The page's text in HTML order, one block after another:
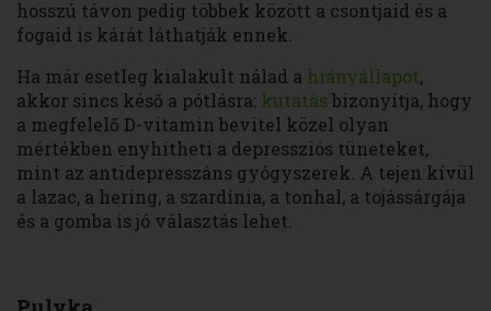
hosszú távon pedig többek között a csontjaid és a
fogaid is kárát láthatják ennek.
Ha már esetleg kialakult nálad a hiányállapot,
akkor sincs késő a pótlásra: kutatás bizonyítja, hogy
a megfelelő D-vitamin bevitel közel olyan
mértékben enyhítheti a depressziós tüneteket,
mint az antidepresszáns gyógyszerek. A tejen kívül
a lazac, a hering, a szardínia, a tonhal, a tojássárgája
és a gomba is jó választás lehet.